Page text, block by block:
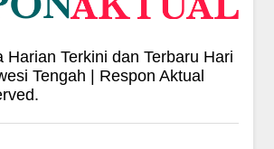
Terkini dan Terbaru Hari
Tengah | Respon Aktual